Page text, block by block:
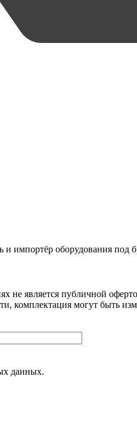
оборудования под
не является публичной
комплектация могут быть
данных.